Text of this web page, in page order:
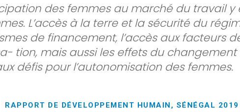
des femmes au marché du travail y
L’accès à la terre et la sécurité du
de financement, l’accès aux facteurs
tion, mais aussi les effets du
défis pour l’autonomisation des femmes.
RAPPORT DE DÉVELOPPEMENT HUMAIN, SÉNÉGAL 2019